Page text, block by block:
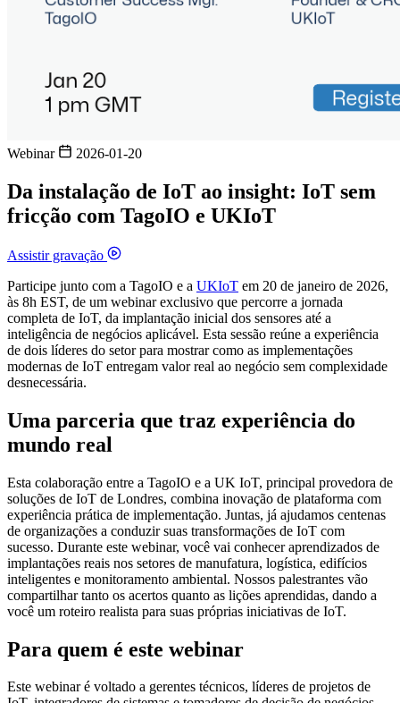
Webinar 2026-01-20
Da instalação de IoT ao insight: IoT sem
fricção com TagoIO e UKIoT
Assistir gravação
Participe junto com a TagoIO e a UKIoT em 20 de janeiro de 2026,
às 8h EST, de um webinar exclusivo que percorre a jornada
completa de IoT, da implantação inicial dos sensores até a
inteligência de negócios aplicável. Esta sessão reúne a experiência
de dois líderes do setor para mostrar como as implementações
modernas de IoT entregam valor real ao negócio sem complexidade
desnecessária.
Uma parceria que traz experiência do
mundo real
Esta colaboração entre a TagoIO e a UK IoT, principal provedora de
soluções de IoT de Londres, combina inovação de plataforma com
experiência prática de implementação. Juntas, já ajudamos centenas
de organizações a conduzir suas transformações de IoT com
sucesso. Durante este webinar, você vai conhecer aprendizados de
implantações reais nos setores de manufatura, logística, edifícios
inteligentes e monitoramento ambiental. Nossos palestrantes vão
compartilhar tanto os acertos quanto as lições aprendidas, dando a
você um roteiro realista para suas próprias iniciativas de IoT.
Para quem é este webinar
Este webinar é voltado a gerentes técnicos, líderes de projetos de